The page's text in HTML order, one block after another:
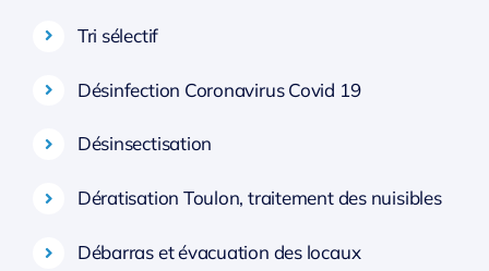
Tri sélectif
Désinfection Coronavirus Covid 19
Désinsectisation
Dératisation Toulon, traitement des nuisibles
Débarras et évacuation des locaux